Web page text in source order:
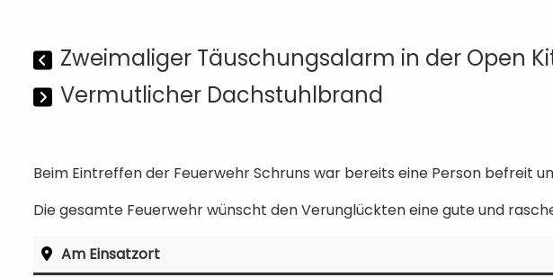
Zweimaliger Täuschungsalarm in der Open
Vermutlicher Dachstuhlbrand
Beim Eintreffen der Feuerwehr Schruns war bereits eine Person befreit
Die gesamte Feuerwehr wünscht den Verunglückten eine gute und
Am Einsatzort